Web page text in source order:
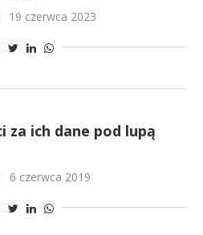
19 czerwca 2023
za ich dane pod lupą
6 czerwca 2019